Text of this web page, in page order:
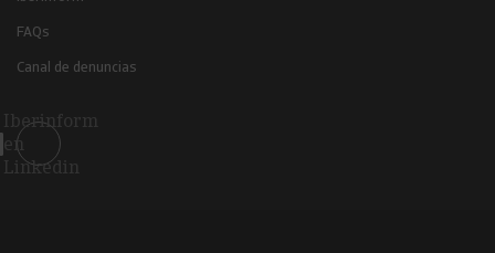
FAQs
Canal de denuncias
Iberinform
en
Linkedin